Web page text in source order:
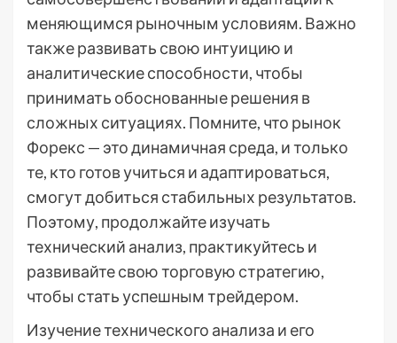
меняющимся рыночным условиям. Важно
также развивать свою интуицию и
аналитические способности, чтобы
принимать обоснованные решения в
сложных ситуациях. Помните, что рынок
Форекс — это динамичная среда, и только
те, кто готов учиться и адаптироваться,
смогут добиться стабильных результатов.
Поэтому, продолжайте изучать
технический анализ, практикуйтесь и
развивайте свою торговую стратегию,
чтобы стать успешным трейдером.
Изучение технического анализа и его